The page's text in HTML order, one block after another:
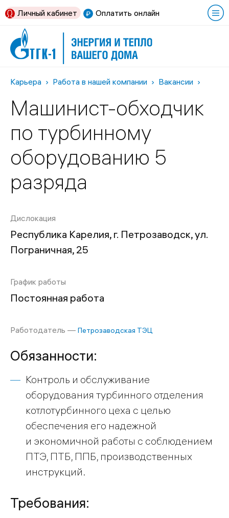
Оплатить онлайн
Личный кабинет
Карьера Работа в нашей компании Вакансии
Машинист-обходчик
по турбинному
оборудованию 5
разряда
Дислокация
Республика Карелия, г. Петрозаводск, ул.
Пограничная, 25
График работы
Постоянная работа
Работодатель — Петрозаводская ТЭЦ
Обязанности:
Контроль и обслуживание
оборудования турбинного отделения
котлотурбинного цеха с целью
обеспечения его надежной
и экономичной работы с соблюдением
ПТЭ, ПТБ, ППБ, производственных
инструкций.
Требования: